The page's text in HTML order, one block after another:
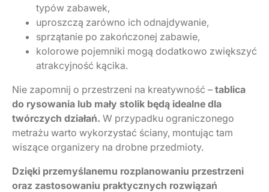
typów zabawek,
uproszczą zarówno ich odnajdywanie,
sprzątanie po zakończonej zabawie,
kolorowe pojemniki mogą dodatkowo zwiększyć
atrakcyjność kącika.
Nie zapomnij o przestrzeni na kreatywność – tablica
do rysowania lub mały stolik będą idealne dla
twórczych działań. W przypadku ograniczonego
metrażu warto wykorzystać ściany, montując tam
wiszące organizery na drobne przedmioty.
Dzięki przemyślanemu rozplanowaniu przestrzeni
oraz zastosowaniu praktycznych rozwiązań